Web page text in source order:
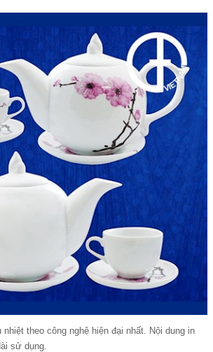
theo công nghệ hiện đại nhất. Nội dung in
sử dụng.